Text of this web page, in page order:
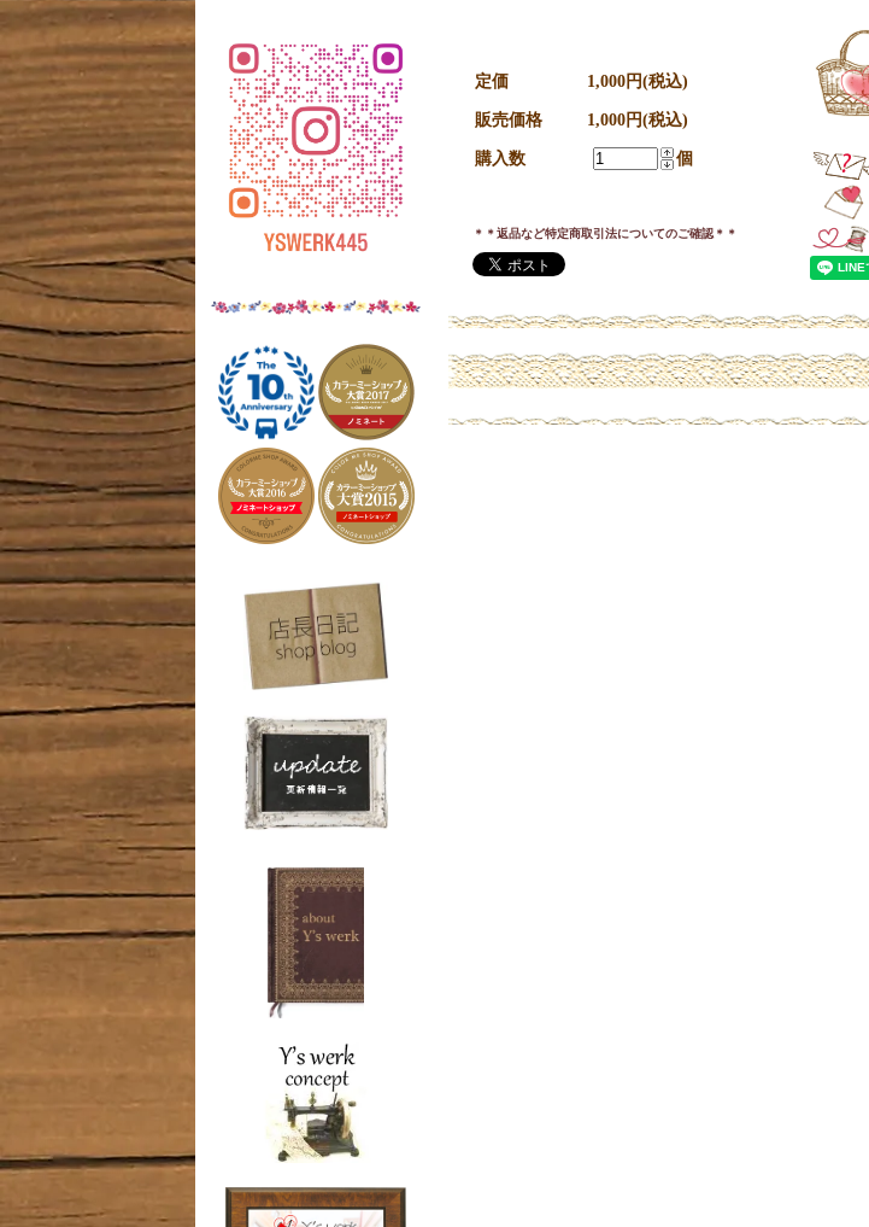
定価 1,000円(税込)
販売価格 1,000円(税込)
購入数 個
＊＊返品など特定商取引法についてのご確認＊＊